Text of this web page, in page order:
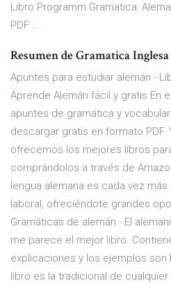
Libro Programm Gramatica:
PDF ...
Resumen de Gramatica
Apuntes para estudiar alemán -
Aprende Alemán fácil y gratis En
apuntes de gramática y
descargar gratis en formato PDF.
ofrecemos los mejores libros
comprándolos a través de
lengua alemana es cada vez
laboral, ofreciéndote grandes
Gramáticas de alemán - El
me parece el mejor libro.
explicaciones y los ejemplos son
libro es la tradicional de